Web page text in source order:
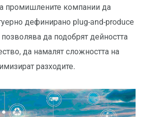
промишлените компании да
дефинирано plug-and-produce
да подобрят дейността
да намалят сложността на
разходите.